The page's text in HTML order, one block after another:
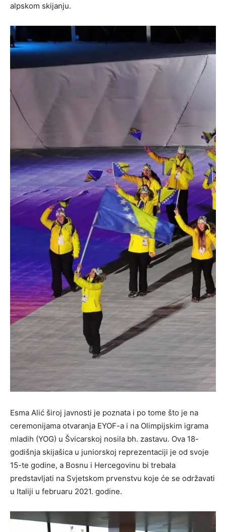
alpskom skijanju.
Esma Alić široj javnosti je poznata i po tome što je na
ceremonijama otvaranja EYOF-a i na Olimpijskim igrama
mladih (YOG) u Švicarskoj nosila bh. zastavu. Ova 18-
godišnja skijašica u juniorskoj reprezentaciji je od svoje
15-te godine, a Bosnu i Hercegovinu bi trebala
predstavljati na Svjetskom prvenstvu koje će se održavati
u Italiji u februaru 2021. godine.